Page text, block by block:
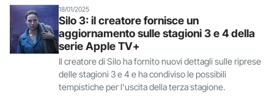
18/01/2025
Silo 3: il creatore fornisce un
aggiornamento sulle stagioni 3 e 4 della
serie Apple TV+
Il creatore di Silo ha fornito nuovi dettagli sulle riprese
delle stagioni 3 e 4 e ha condiviso le possibili
tempistiche per l'uscita della terza stagione.